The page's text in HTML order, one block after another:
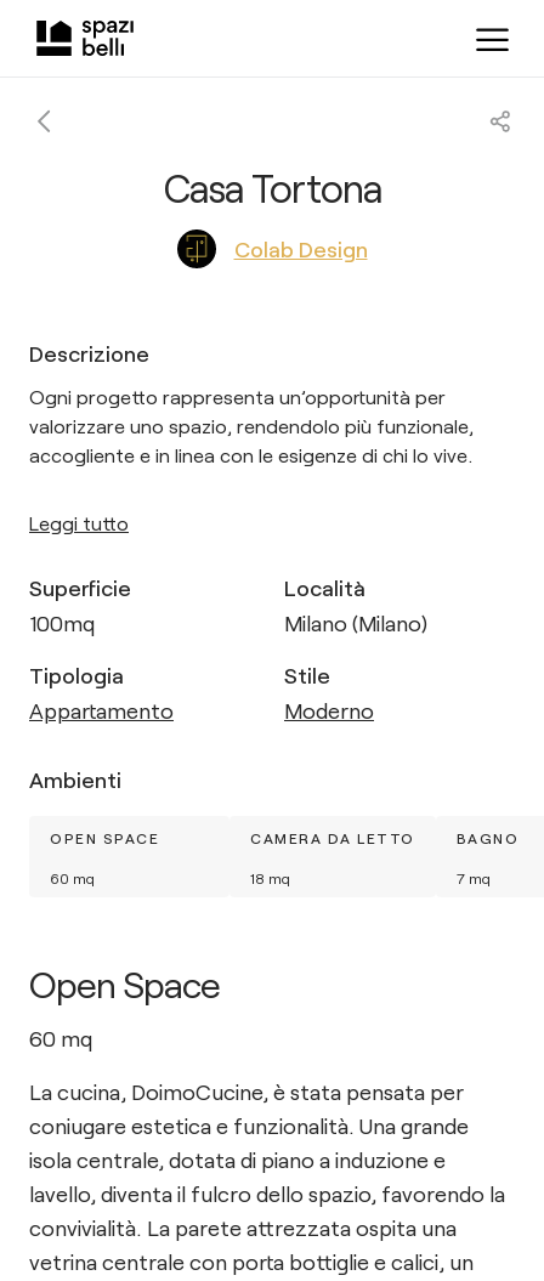
Casa Tortona
Colab Design
Descrizione
Ogni progetto rappresenta un’opportunità per
valorizzare uno spazio, rendendolo più funzionale,
accogliente e in linea con le esigenze di chi lo vive.
Leggi tutto
Superficie
100mq
Località
Milano (Milano)
Tipologia
Appartamento
Stile
Moderno
Ambienti
OPEN SPACE
60 mq
CAMERA DA LETTO
18 mq
BAGNO
7mq
Open Space
60 mq
La cucina, DoimoCucine, è stata pensata per
coniugare estetica e funzionalità. Una grande
isola centrale, dotata di piano a induzione e
lavello, diventa il fulcro dello spazio, favorendo la
convivialità. La parete attrezzata ospita una
vetrina centrale con porta bottiglie e calici, un